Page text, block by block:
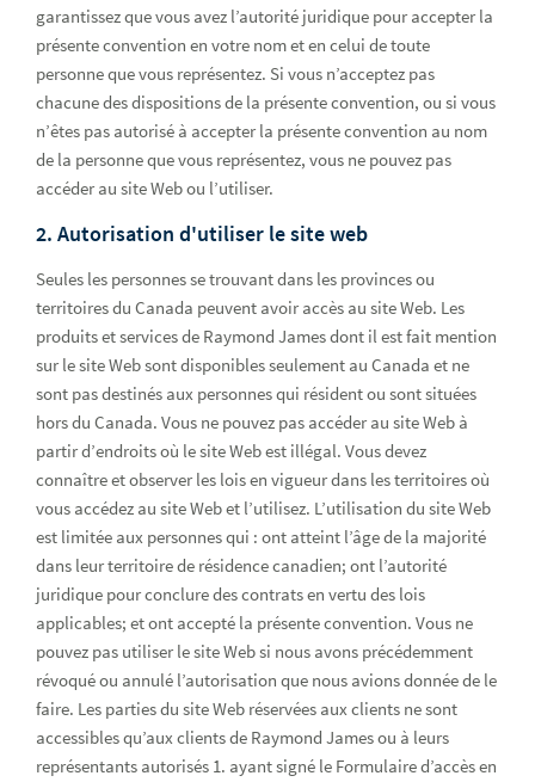
garantissez que vous avez l’autorité juridique pour accepter la
présente convention en votre nom et en celui de toute
personne que vous représentez. Si vous n’acceptez pas
chacune des dispositions de la présente convention, ou si vous
n’êtes pas autorisé à accepter la présente convention au nom
de la personne que vous représentez, vous ne pouvez pas
accéder au site Web ou l’utiliser.
2. Autorisation d'utiliser le site web
Seules les personnes se trouvant dans les provinces ou
territoires du Canada peuvent avoir accès au site Web. Les
produits et services de Raymond James dont il est fait mention
sur le site Web sont disponibles seulement au Canada et ne
sont pas destinés aux personnes qui résident ou sont situées
hors du Canada. Vous ne pouvez pas accéder au site Web à
partir d’endroits où le site Web est illégal. Vous devez
connaître et observer les lois en vigueur dans les territoires où
vous accédez au site Web et l’utilisez. L’utilisation du site Web
est limitée aux personnes qui : ont atteint l’âge de la majorité
dans leur territoire de résidence canadien; ont l’autorité
juridique pour conclure des contrats en vertu des lois
applicables; et ont accepté la présente convention. Vous ne
pouvez pas utiliser le site Web si nous avons précédemment
révoqué ou annulé l’autorisation que nous avions donnée de le
faire. Les parties du site Web réservées aux clients ne sont
accessibles qu’aux clients de Raymond James ou à leurs
représentants autorisés 1. ayant signé le Formulaire d’accès en